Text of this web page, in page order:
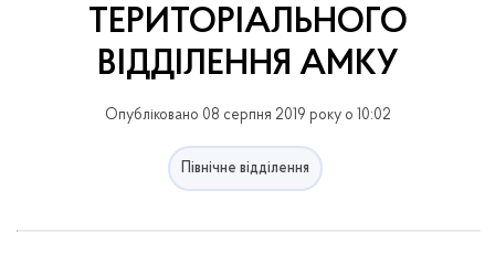
ТЕРИТОРІАЛЬНОГО
ВІДДІЛЕННЯ АМКУ
Опубліковано 08 серпня 2019 року о 10:02
Північне відділення